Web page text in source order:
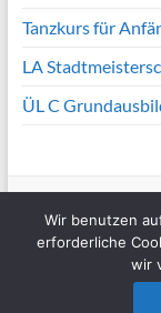
Tanzkurs für
LA
ÜL C
Copyright © 2026TV
Spacious
Wir benutzen
erforderliche
wir